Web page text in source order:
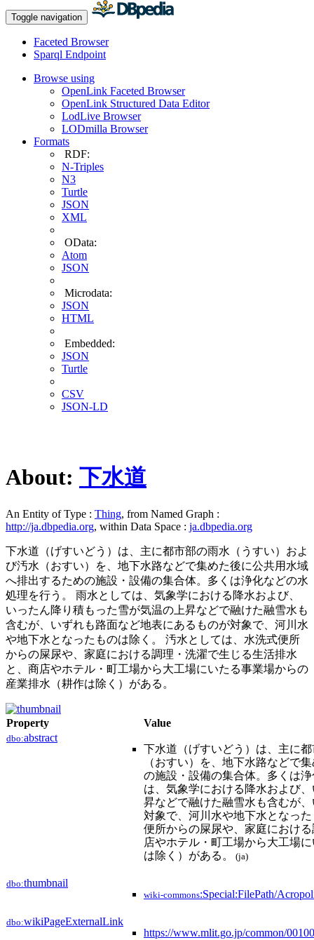
Toggle navigation
Faceted Browser
Sparql Endpoint
Browse using
OpenLink Faceted Browser
OpenLink Structured Data Editor
LodLive Browser
LODmilla Browser
Formats
RDF:
N-Triples
N3
Turtle
JSON
XML
OData:
Atom
JSON
Microdata:
JSON
HTML
Embedded:
JSON
Turtle
CSV
JSON-LD
About: 下水道
An Entity of Type : Thing, from Named Graph :
http://ja.dbpedia.org, within Data Space : ja.dbpedia.org
下水道（げすいどう）は、主に都市部の雨水（うすい）およ
び汚水（おすい）を、地下水路などで集めた後に公共用水域
へ排出するための施設・設備の集合体。多くは浄化などの水
処理を行う。 雨水としては、気象学における降水および、
いったん降り積もった雪が気温の上昇などで融けた融雪水も
含むが、いずれも路面など地表にあるものが対象で、河川水
や地下水となったものは除く。 汚水としては、水洗式便所
からの屎尿や、家庭における調理・洗濯で生じる生活排水
と、商店やホテル・町工場から大工場にいたる事業場からの
産業排水（耕作は除く）がある。
Property Value
dbo:abstract
下水道（げすいどう）は、主に
（おすい）を、地下水路などで
の施設・設備の集合体。多くは
は、気象学における降水および
昇などで融けた融雪水も含むが
対象で、河川水や地下水となっ
便所からの屎尿や、家庭におけ
店やホテル・町工場から大工場
は除く）がある。
(ja)
dbo:thumbnail
wiki-commons:Special:FilePath/
dbo:wikiPageExternalLink
https://www.mlit.go.jp/common/